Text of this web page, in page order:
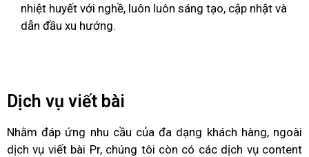
nhiệt huyết với nghề, luôn luôn sáng tạo, cập nhật và
dẫn đầu xu hướng.
Dịch vụ viết bài
Nhằm đáp ứng nhu cầu của đa dạng khách hàng, ngoài
dịch vụ viết bài Pr, chúng tôi còn có các dịch vụ content